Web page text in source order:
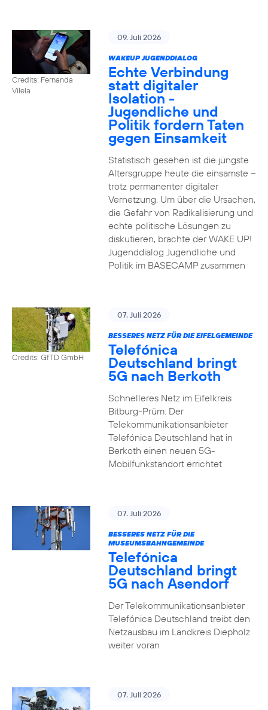
Credits: Fernanda
Vilela
09. Juli 2026
WAKEUP JUGENDDIALOG
Echte Verbindung
statt digitaler
Isolation -
Jugendliche und
Politik fordern Taten
gegen Einsamkeit
Statistisch gesehen ist die jüngste
Altersgruppe heute die einsamste –
trotz permanenter digitaler
Vernetzung. Um über die Ursachen,
die Gefahr von Radikalisierung und
echte politische Lösungen zu
diskutieren, brachte der WAKE UP!
Jugenddialog Jugendliche und
Politik im BASECAMP zusammen
Credits: GfTD GmbH
07. Juli 2026
BESSERES NETZ FÜR DIE EIFELGEMEINDE
Telefónica
Deutschland bringt
5G nach Berkoth
Schnelleres Netz im Eifelkreis
Bitburg-Prüm: Der
Telekommunikationsanbieter
Telefónica Deutschland hat in
Berkoth einen neuen 5G-
Mobilfunkstandort errichtet
07. Juli 2026
BESSERES NETZ FÜR DIE
MUSEUMSBAHNGEMEINDE
Telefónica
Deutschland bringt
5G nach Asendorf
Der Telekommunikationsanbieter
Telefónica Deutschland treibt den
Netzausbau im Landkreis Diepholz
weiter voran
07. Juli 2026